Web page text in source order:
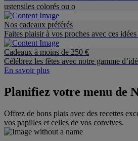
ustensiles colorés ou o
Nos cadeaux préférés
Faites plaisir à vos proches avec ces
Cadeaux à moins de 250 €
Célébrez les fêtes avec notre gamme
En savoir plus
Planifiez votre menu de
Offrez de bons plats avec des recettes
vos papilles et celles de vos convives.